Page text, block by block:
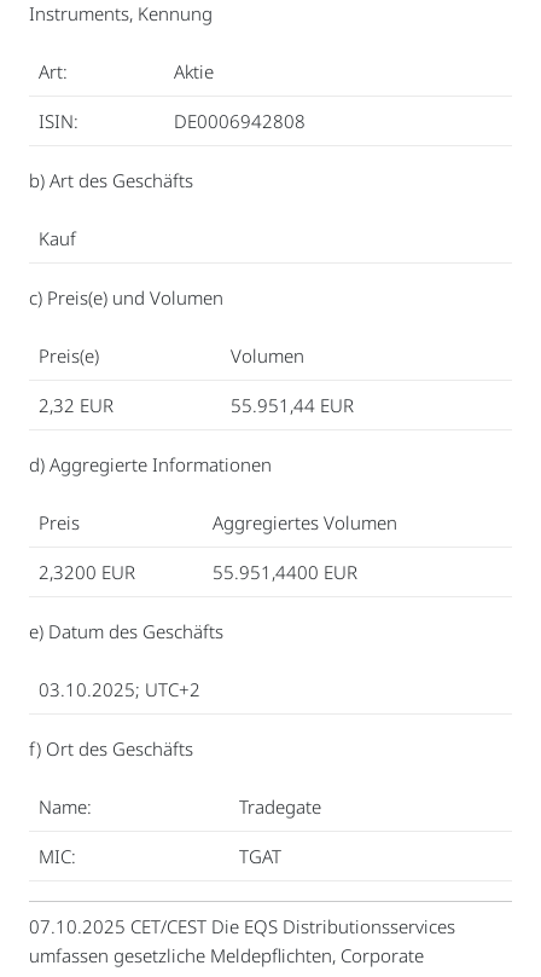
Instruments, Kennung
Art: Aktie
ISIN: DE0006942808
b) Art des Geschäfts
Kauf
c) Preis(e) und Volumen
Preis(e) Volumen
2,32 EUR 55.951,44 EUR
d) Aggregierte Informationen
Preis Aggregiertes Volumen
2,3200 EUR 55.951,4400 EUR
e) Datum des Geschäfts
03.10.2025; UTC+2
f) Ort des Geschäfts
Name: Tradegate
MIC: TGAT
07.10.2025 CET/CEST Die EQS Distributionsservices
umfassen gesetzliche Meldepflichten, Corporate